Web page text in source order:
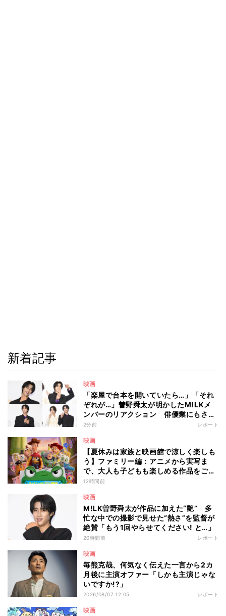
新着記事
映画
「楽屋で台本を開いていたら…」「それ
ぞれが…」曽野舜太が明かしたM!LKメ
ンバーのリアクション 俳優業にもさら
なる意欲
2分前 レポート
映画
【夏休みは家族と映画館で涼しく楽しも
う】ファミリー編：アニメから実写ま
で、大人も子どもも楽しめる作品をご紹
介 - 編集部が注目する最新映画5選
12時間前
映画
M!LK曽野舜太が作品に加えた“艶” 多
忙な中での撮影で見せた“熱さ”を監督が
絶賛「もう1回やらせてください! と…」
20時間前 レポート
映画
毎熊克哉、何気なく伝えた一言から2カ
月後に主演オファー「しかも主演じゃな
いですか!?」
2026/08/07 12:05 レポート
映画